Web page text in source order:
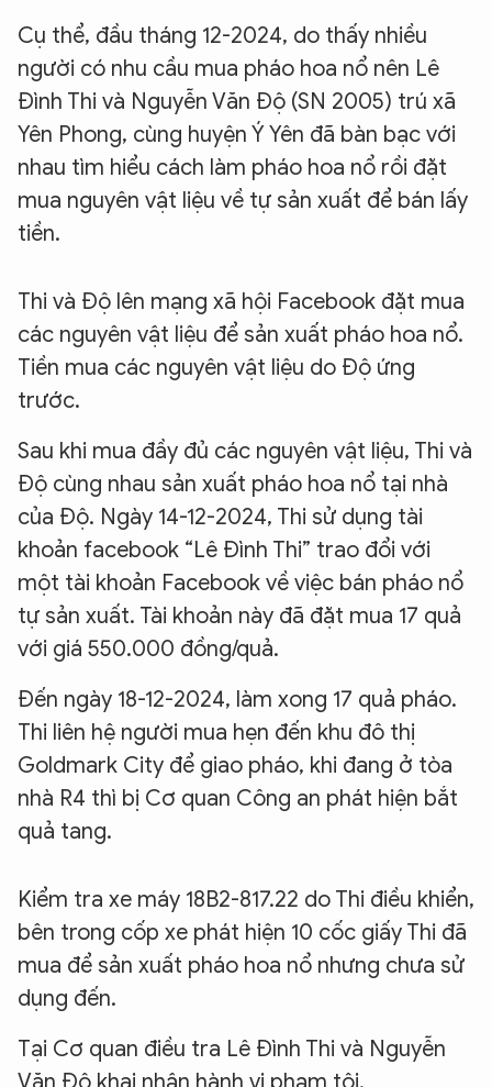
Cụ thể, đầu tháng 12-2024, do thấy nhiều
người có nhu cầu mua pháo hoa nổ nên Lê
Đình Thi và Nguyễn Văn Độ (SN 2005) trú xã
Yên Phong, cùng huyện Ý Yên đã bàn bạc với
nhau tìm hiểu cách làm pháo hoa nổ rồi đặt
mua nguyên vật liệu về tự sản xuất để bán lấy
tiền.
Thi và Độ lên mạng xã hội Facebook đặt mua
các nguyên vật liệu để sản xuất pháo hoa nổ.
Tiền mua các nguyên vật liệu do Độ ứng
trước.
Sau khi mua đầy đủ các nguyên vật liệu, Thi và
Độ cùng nhau sản xuất pháo hoa nổ tại nhà
của Độ. Ngày 14-12-2024, Thi sử dụng tài
khoản facebook “Lê Đình Thi” trao đổi với
một tài khoản Facebook về việc bán pháo nổ
tự sản xuất. Tài khoản này đã đặt mua 17 quả
với giá 550.000 đồng/quả.
Đến ngày 18-12-2024, làm xong 17 quả pháo.
Thi liên hệ người mua hẹn đến khu đô thị
Goldmark City để giao pháo, khi đang ở tòa
nhà R4 thì bị Cơ quan Công an phát hiện bắt
quả tang.
Kiểm tra xe máy 18B2-817.22 do Thi điều khiển,
bên trong cốp xe phát hiện 10 cốc giấy Thi đã
mua để sản xuất pháo hoa nổ nhưng chưa sử
dụng đến.
Tại Cơ quan điều tra Lê Đình Thi và Nguyễn